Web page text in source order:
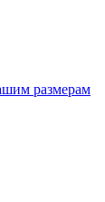
размерам